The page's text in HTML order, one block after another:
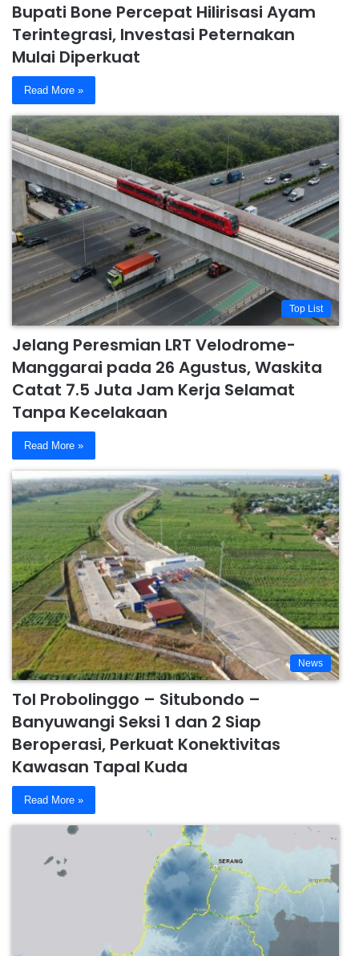
Bupati Bone Percepat Hilirisasi Ayam
Terintegrasi, Investasi Peternakan
Mulai Diperkuat
Read More »
Top List
Jelang Peresmian LRT Velodrome-
Manggarai pada 26 Agustus, Waskita
Catat 7.5 Juta Jam Kerja Selamat
Tanpa Kecelakaan
Read More »
News
Tol Probolinggo – Situbondo –
Banyuwangi Seksi 1 dan 2 Siap
Beroperasi, Perkuat Konektivitas
Kawasan Tapal Kuda
Read More »